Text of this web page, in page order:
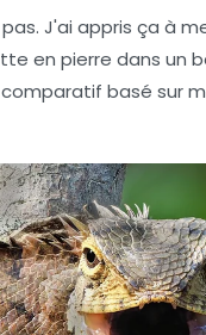
J'ai appris ça à
en pierre dans un
basé sur